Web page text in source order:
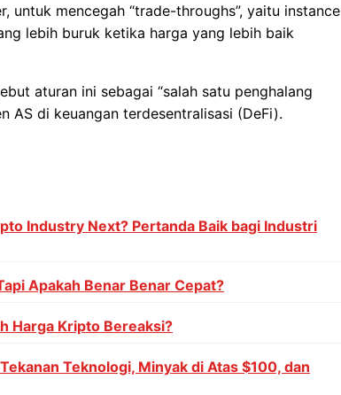
untuk mencegah “trade-throughs”, yaitu instance
lebih buruk ketika harga yang lebih baik
aturan ini sebagai “salah satu penghalang
AS di keuangan terdesentralisasi (DeFi).
Industry Next? Pertanda Baik bagi Industri
Apakah Benar Benar Cepat?
Harga Kripto Bereaksi?
Teknologi, Minyak di Atas $100, dan